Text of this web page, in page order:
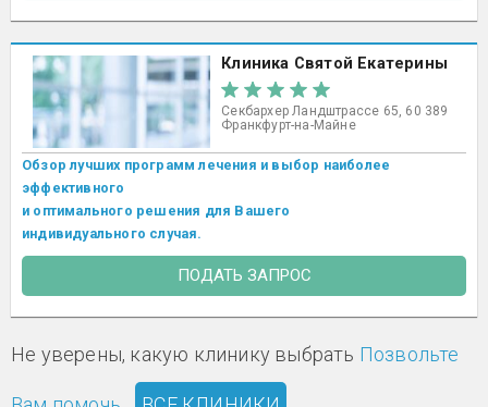
Клиника Святой Екатерины
Секбархер Ландштрассе 65, 60 389
Франкфурт-на-Майне
Обзор лучших программ лечения и выбор наиболее
эффективного
и оптимального решения для Вашего
индивидуального случая.
ПОДАТЬ ЗАПРОС
Не уверены, какую клинику выбрать Позвольте